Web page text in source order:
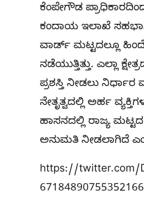
ಕೆಂಪೇಗೌಡ
ಕಂದಾಯ ಇಲಾಖೆ
ವಾರ್ಡ್ ಮಟ್ಟದಲ್ಲೂ
ನಡೆಯುತ್ತಿತ್ತು. ಎಲ್ಲಾ
ಪ್ರಶಸ್ತಿ ನೀಡಲು
ನೇತೃತ್ವದಲ್ಲಿ ಅರ್ಹ
ಹಾಸನದಲ್ಲಿ ರಾಜ್ಯ
ಅನುಮತಿ ನೀಡಲಾಗಿದೆ
https://twitter.com/